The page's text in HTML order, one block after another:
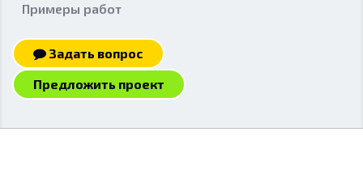
Примеры работ
Задать вопрос
Предложить проект